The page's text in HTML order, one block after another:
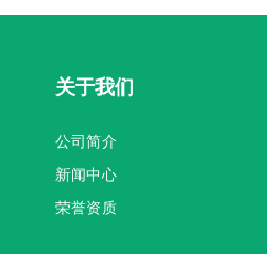
关于我们
公司简介
新闻中心
荣誉资质